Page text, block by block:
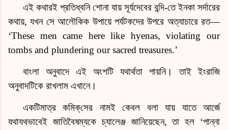
এই কথারই প্রতিধ্বনি শোনা যায় সূর্যদেবের বন্দি-তে ইনকা সর্দারের
কথায়, যখন সে আলৌকিক উপায়ে পর্যটকদের উপরে অত্যাচারে রত—
‘These men came here like hyenas, violating our
tombs and plundering our sacred treasures.’
বাংলা অনুবাদে এই অংশটি যথার্থতা পায়নি। তাইইংরাজি
অনুবাদটিকে রাখলাম এখানে।
একটিমাত্রকমিক্‌সের নামই কেবল বলা যায় যাতে আর্জে
যথাযথভাবেই জাতিবৈষম্যকে চ্যালেঞ্জ জানিয়েছেন, তা হল ‘পান্না